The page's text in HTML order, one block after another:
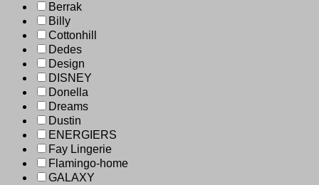
Berrak
Billy
Cottonhill
Dedes
Design
DISNEY
Donella
Dreams
Dustin
ENERGIERS
Fay Lingerie
Flamingo-home
GALAXY